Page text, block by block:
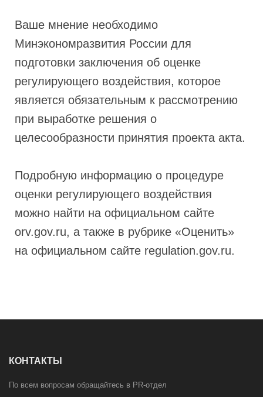
Ваше мнение необходимо
Минэкономразвития России для
подготовки заключения об оценке
регулирующего воздействия, которое
является обязательным к рассмотрению
при выработке решения о
целесообразности принятия проекта акта.
Подробную информацию о процедуре
оценки регулирующего воздействия
можно найти на официальном сайте
orv.gov.ru, а также в рубрике «Оценить»
на официальном сайте regulation.gov.ru.
КОНТАКТЫ
По всем вопросам обращайтесь в PR-отдел